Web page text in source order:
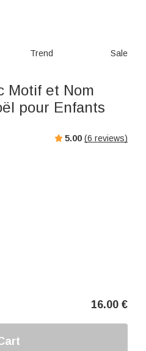
Trend Sale
Motif et Nom
pour Enfants
5.00 (6 reviews)
16.00 €